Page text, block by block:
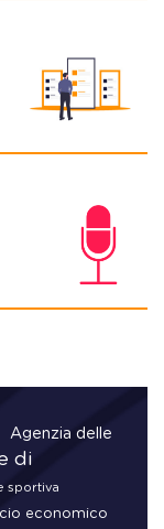
Agenzia delle
di
sportiva
economico